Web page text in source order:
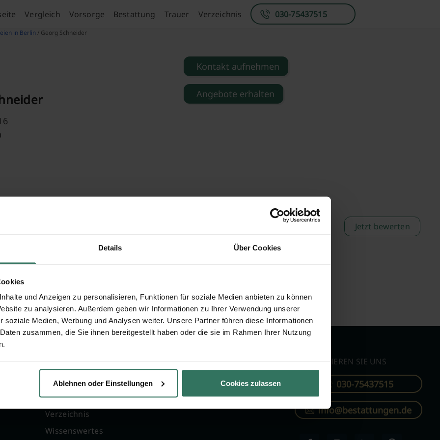
Details Über Cookies
und Anzeigen zu personalisieren, Funktionen für soziale Medien anbieten zu können
zu analysieren. Außerdem geben wir Informationen zu Ihrer Verwendung unserer
soziale Medien, Werbung und Analysen weiter. Unsere Partner führen diese Informationen
zusammen, die Sie ihnen bereitgestellt haben oder die sie im Rahmen Ihrer Nutzung
Ablehnen oder Einstellungen Cookies zulassen
Vergleich Vorsorge Bestattung Trauer Verzeichnis 030-75437515
in Berlin / Georg Schneider
Kontakt aufnehmen
Angebote erhalten
Jetzt bewerten
Vergleich
Ratgeber
Verzeichnis
Wissenswertes
Online-Portal
Kostenlos registrieren
KONTAKTIEREN SIE UNS
030-75437515
info@bestattungen.de